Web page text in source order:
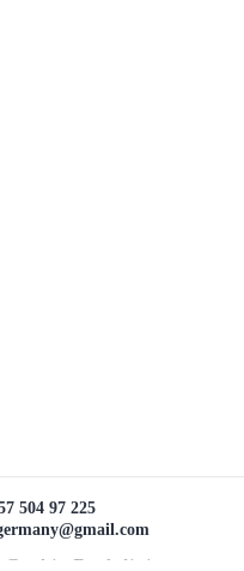
504 97 225
Rechtlinie